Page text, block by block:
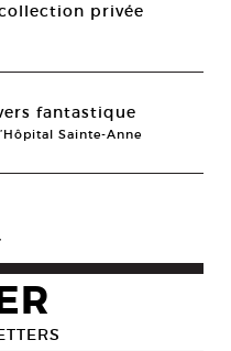
privée
fantastique
Sainte-Anne